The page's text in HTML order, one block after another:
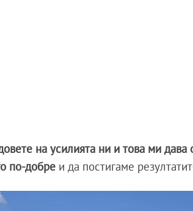
на усилията ни и това ми
по-добре и да постигаме